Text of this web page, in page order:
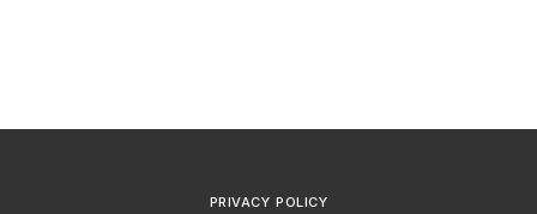
PRIVACY POLICY